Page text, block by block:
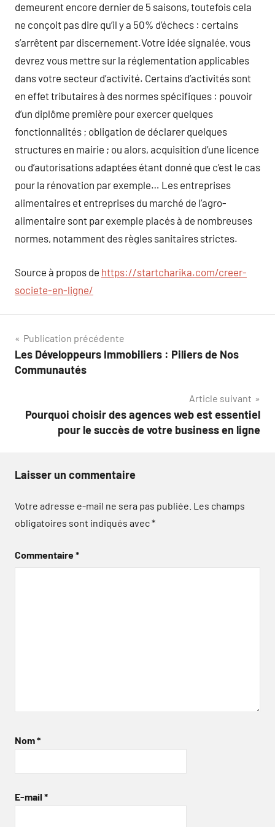
demeurent encore dernier de 5 saisons, toutefois cela
ne conçoit pas dire qu’il y a 50% d’échecs : certains
s’arrêtent par discernement.Votre idée signalée, vous
devrez vous mettre sur la réglementation applicables
dans votre secteur d’activité. Certains d’activités sont
en effet tributaires à des normes spécifiques : pouvoir
d’un diplôme première pour exercer quelques
fonctionnalités ; obligation de déclarer quelques
structures en mairie ; ou alors, acquisition d’une licence
ou d’autorisations adaptées étant donné que c’est le cas
pour la rénovation par exemple… Les entreprises
alimentaires et entreprises du marché de l’agro-
alimentaire sont par exemple placés à de nombreuses
normes, notamment des règles sanitaires strictes.
Source à propos de https://startcharika.com/creer-
societe-en-ligne/
Navigation
de
Publication précédente
Les Développeurs Immobiliers : Piliers de Nos
Communautés
Article suivant
Pourquoi choisir des agences web est essentiel
pour le succès de votre business en ligne
Laisser un commentaire
Votre adresse e-mail ne sera pas publiée. Les champs
obligatoires sont indiqués avec*
Commentaire*
Nom*
E-mail *